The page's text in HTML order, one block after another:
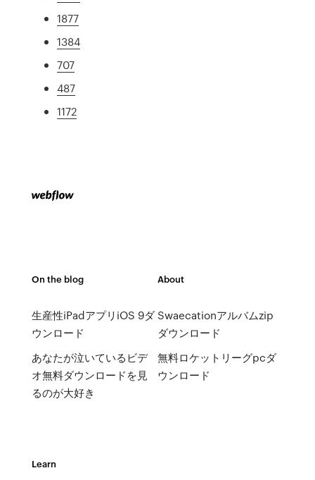
1877
1384
707
487
1172
On the blog
生産性iPadアプリiOS 9ダ
ウンロード
あなたが泣いているビデ
オ無料ダウンロードを見
るのが大好き
About
Swaecationアルバムzip
ダウンロード
無料ロケットリーグpcダ
ウンロード
Learn